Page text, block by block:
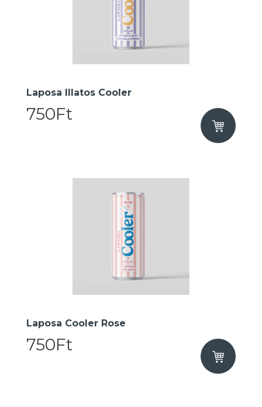
Laposa Illatos Cooler
750Ft
Laposa Cooler Rose
750Ft